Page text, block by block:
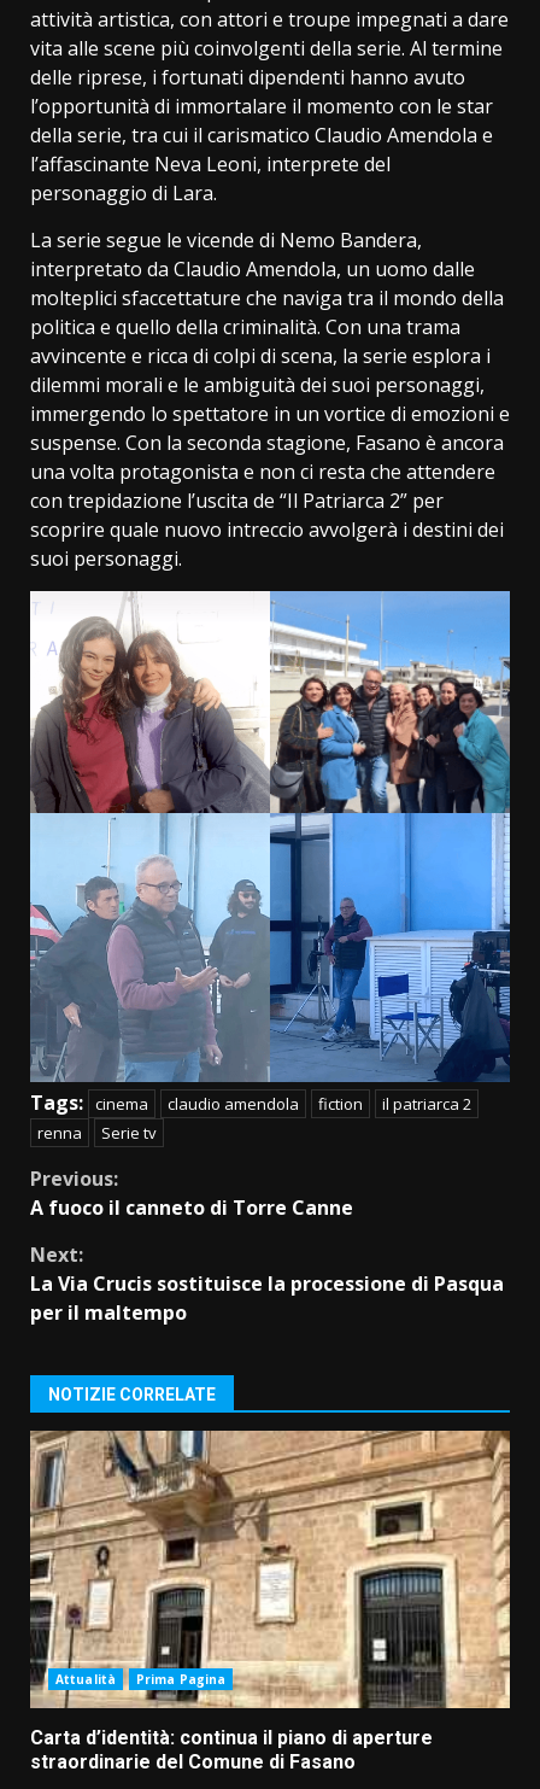
attività artistica, con attori e troupe impegnati a dare
vita alle scene più coinvolgenti della serie. Al termine
delle riprese, i fortunati dipendenti hanno avuto
l’opportunità di immortalare il momento con le star
della serie, tra cui il carismatico Claudio Amendola e
l’affascinante Neva Leoni, interprete del
personaggio di Lara.
La serie segue le vicende di Nemo Bandera,
interpretato da Claudio Amendola, un uomo dalle
molteplici sfaccettature che naviga tra il mondo della
politica e quello della criminalità. Con una trama
avvincente e ricca di colpi di scena, la serie esplora i
dilemmi morali e le ambiguità dei suoi personaggi,
immergendo lo spettatore in un vortice di emozioni e
suspense. Con la seconda stagione, Fasano è ancora
una volta protagonista e non ci resta che attendere
con trepidazione l’uscita de “Il Patriarca 2” per
scoprire quale nuovo intreccio avvolgerà i destini dei
suoi personaggi.
Tags: cinema claudio amendola fiction
il patriarca 2
renna
Serie tv
Continue
Previous:
A fuoco il canneto di Torre Canne
Next:
La Via Crucis sostituisce la processione di Pasqua
per il maltempo
NOTIZIE CORRELATE
Attualità Prima Pagina
Carta d’identità: continua il piano di aperture
straordinarie del Comune di Fasano